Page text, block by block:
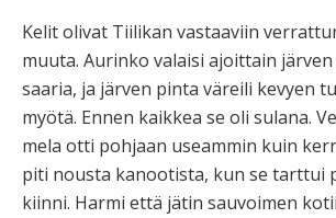
Kelit olivat Tiilikan vastaaviin
muuta. Aurinko valaisi ajoittain
saaria, ja järven pinta väreili kevyen
myötä. Ennen kaikkea se oli sulana.
mela otti pohjaan useammin kuin
piti nousta kanootista, kun se tarttui
kiinni. Harmi että jätin sauvoimen